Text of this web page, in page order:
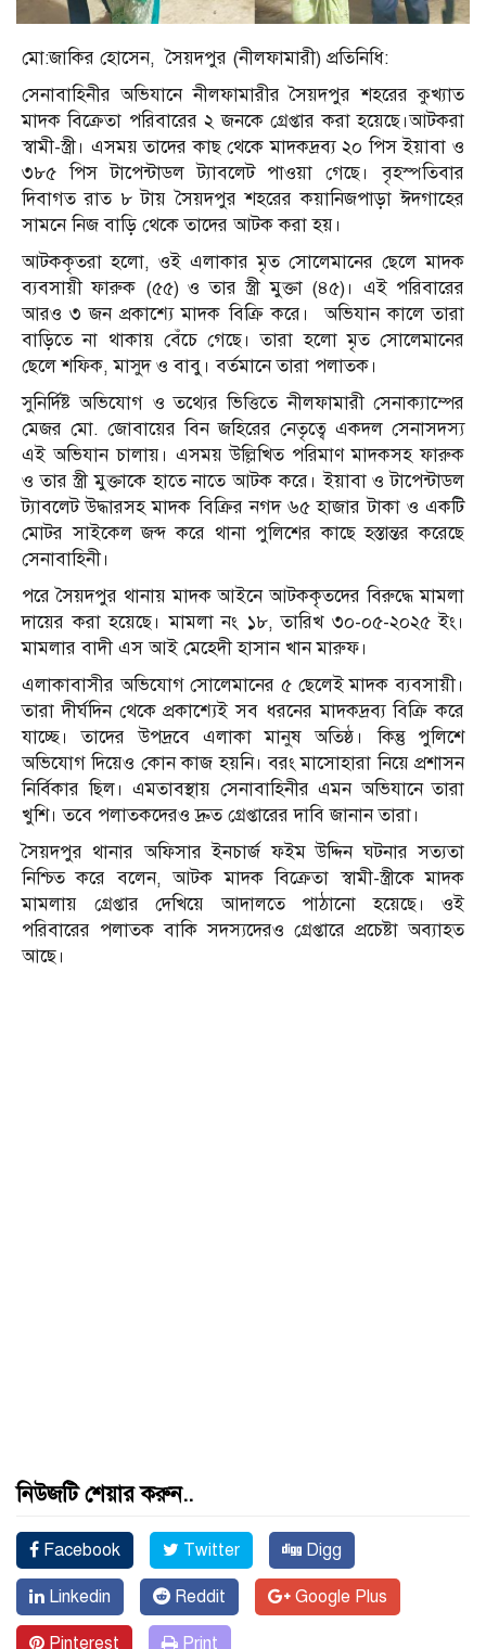
মো:জাকির হোসেন, সৈয়দপুর (নীলফামারী) প্রতিনিধি:
সেনাবাহিনীর অভিযানে নীলফামারীর সৈয়দপুর শহরের কুখ্যাত
মাদক বিক্রেতা পরিবারের ২ জনকে গ্রেপ্তার করা হয়েছে।আটকরা
স্বামী-স্ত্রী। এসময় তাদের কাছ থেকে মাদকদ্রব্য ২০ পিস ইয়াবা ও
৩৮৫ পিস টাপেন্টাডল ট্যাবলেট পাওয়া গেছে। বৃহস্পতিবার
দিবাগত রাত ৮ টায় সৈয়দপুর শহরের কয়ানিজপাড়া ঈদগাহের
সামনে নিজ বাড়ি থেকে তাদের আটক করা হয়।
আটককৃতরা হলো, ওই এলাকার মৃত সোলেমানের ছেলে মাদক
ব্যবসায়ী ফারুক (৫৫) ও তার স্ত্রী মুক্তা (৪৫)। এই পরিবারের
আরও ৩ জন প্রকাশ্যে মাদক বিক্রি করে। অভিযান কালে তারা
বাড়িতে না থাকায় বেঁচে গেছে। তারা হলো মৃত সোলেমানের
ছেলে শফিক, মাসুদ ও বাবু। বর্তমানে তারা পলাতক।
সুনির্দিষ্ট অভিযোগ ও তথ্যের ভিত্তিতে নীলফামারী সেনাক্যাম্পের
মেজর মো. জোবায়ের বিন জহিরের নেতৃত্বে একদল সেনাসদস্য
এই অভিযান চালায়। এসময় উল্লিখিত পরিমাণ মাদকসহ ফারুক
ও তার স্ত্রী মুক্তাকে হাতে নাতে আটক করে। ইয়াবা ও টাপেন্টাডল
ট্যাবলেট উদ্ধারসহ মাদক বিক্রির নগদ ৬৫ হাজার টাকা ও একটি
মোটর সাইকেল জব্দ করে থানা পুলিশের কাছে হস্তান্তর করেছে
সেনাবাহিনী।
পরে সৈয়দপুর থানায় মাদক আইনে আটককৃতদের বিরুদ্ধে মামলা
দায়ের করা হয়েছে। মামলা নং ১৮, তারিখ ৩০-০৫-২০২৫ ইং।
মামলার বাদী এস আই মেহেদী হাসান খান মারুফ।
এলাকাবাসীর অভিযোগ সোলেমানের ৫ ছেলেই মাদক ব্যবসায়ী।
তারা দীর্ঘদিন থেকে প্রকাশ্যেই সব ধরনের মাদকদ্রব্য বিক্রি করে
যাচ্ছে। তাদের উপদ্রবে এলাকা মানুষ অতিষ্ঠ। কিন্তু পুলিশে
অভিযোগ দিয়েও কোন কাজ হয়নি। বরং মাসোহারা নিয়ে প্রশাসন
নির্বিকার ছিল। এমতাবস্থায় সেনাবাহিনীর এমন অভিযানে তারা
খুশি। তবে পলাতকদেরও দ্রুত গ্রেপ্তারের দাবি জানান তারা।
সৈয়দপুর থানার অফিসার ইনচার্জ ফইম উদ্দিন ঘটনার সত্যতা
নিশ্চিত করে বলেন, আটক মাদক বিক্রেতা স্বামী-স্ত্রীকে মাদক
মামলায় গ্রেপ্তার দেখিয়ে আদালতে পাঠানো হয়েছে। ওই
পরিবারের পলাতক বাকি সদস্যদেরও গ্রেপ্তারে প্রচেষ্টা অব্যাহত
আছে।
নিউজটি শেয়ার করুন..
Facebook Twitter Digg
Linkedin Reddit Google Plus
Pinterest Print